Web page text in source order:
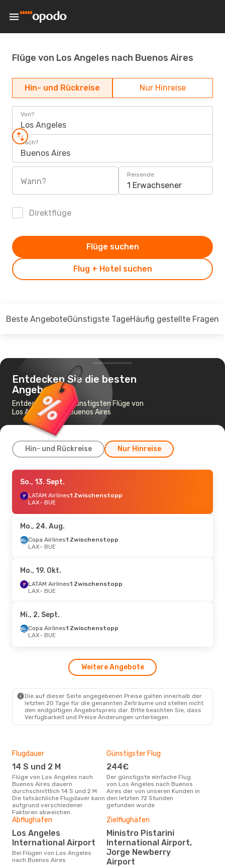
Flüge von Los Angeles nach Buenos Aires
Hin- und Rückreise Nur Hinreise
Von?
Los Angeles
Nach?
Buenos Aires
Wann?
Reisende
1 Erwachsener
Direktflüge
Flug + Hotel suchen
Flüge suchen
Beste AngeboteGünstigste TageHäufig gestellte Fragen
Entdecken Sie die besten
Angebote
Entdecken Sie die günstigsten Flüge von
Los Angeles nach Buenos Aires
Hin- und Rückreise Nur Hinreise
Di., 18. Aug.- Di., 25. Aug.
LATAM Airlines
1 Zwischenstopp
LATAM Airlines
1 Zwischenstopp
BUE - LAX
Copa Airlines
LAX - BUE
Copa Airlines1 Zwischenstopp
BUE - LAX
So., 13. Sept.
LATAM Airlines1 Zwischenstopp
LAX- BUE
Mo., 24. Aug.
Copa Airlines1 Zwischenstopp
LAX- BUE
Mo., 19. Okt.
LATAM Airlines1 Zwischenstopp
LAX- BUE
Mi., 2. Sept.
Copa Airlines1 Zwischenstopp
LAX- BUE
Weitere Angebote
Die auf dieser Seite angegebenen Preise galten innerhalb der
letzten 20 Tage für die genannten Zeiträume und stellen nicht
den endgültigen Angebotspreis dar. Bitte beachten Sie, dass
Verfügbarkeit und Preise Änderungen unterliegen.
Flugdauer
14 S und 2 M
Flüge von Los Angeles nach
Buenos Aires dauern
durchschnittlich 14 S und 2 M.
Die tatsächliche Flugdauer kann
aufgrund verschiedener
Faktoren abweichen.
Günstigster Flug
244€
Der günstigste einfache Flug
von Los Angeles nach Buenos
Aires der von unseren Kunden in
den letzten 72 Stunden
gefunden wurde
Abflughafen
Los Angeles
International Airport
Bei Flügen von Los Angeles
nach Buenos Aires
Zielflughäfen
Ministro Pistarini
International Airport,
Jorge Newberry
Airport